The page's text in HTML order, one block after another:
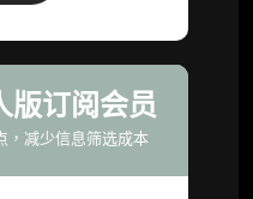
版订阅会员
，减少信息筛选成本
课题/选题经审核通过
究团队为你开展专项
究报告）
解核心观察变量与后